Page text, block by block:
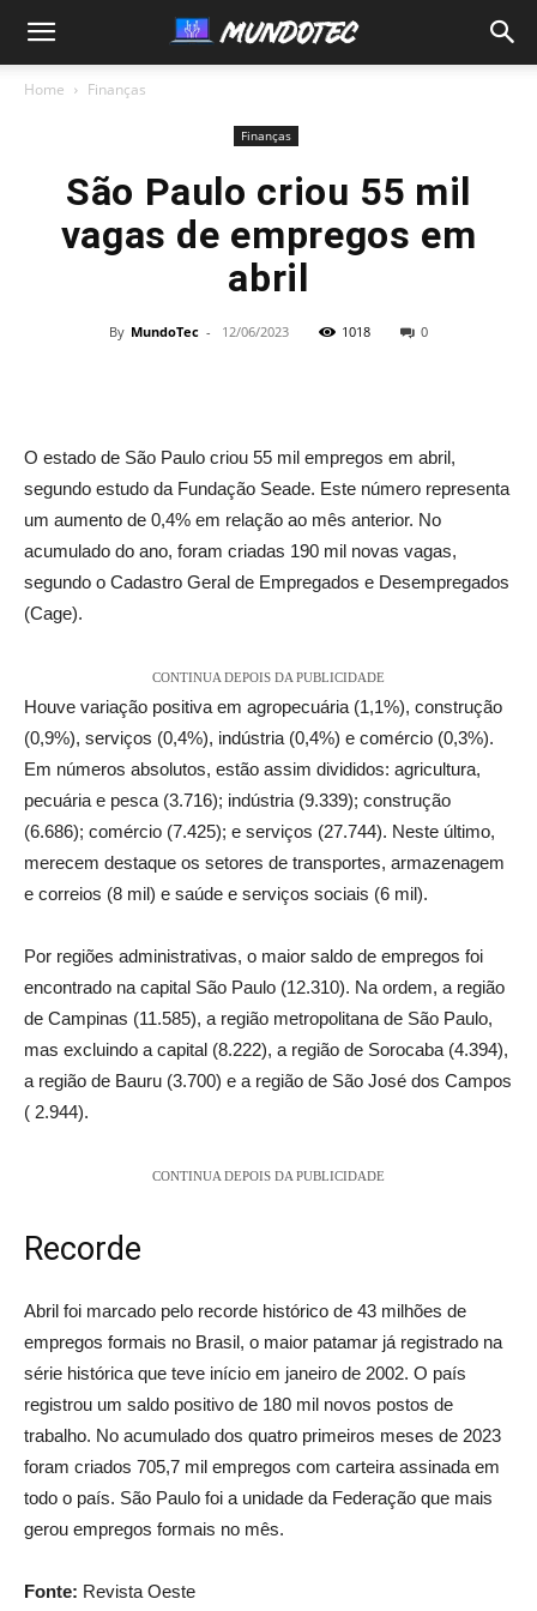
MundoTec
Home Finanças
Finanças
São Paulo criou 55 mil
vagas de empregos em
abril
By MundoTec - 12/06/2023 1018 0
O estado de São Paulo criou 55 mil empregos em abril,
segundo estudo da Fundação Seade. Este número representa
um aumento de 0,4% em relação ao mês anterior. No
acumulado do ano, foram criadas 190 mil novas vagas,
segundo o Cadastro Geral de Empregados e Desempregados
(Cage).
CONTINUA DEPOIS DA PUBLICIDADE
Houve variação positiva em agropecuária (1,1%), construção
(0,9%), serviços (0,4%), indústria (0,4%) e comércio (0,3%).
Em números absolutos, estão assim divididos: agricultura,
pecuária e pesca (3.716); indústria (9.339); construção
(6.686); comércio (7.425); e serviços (27.744). Neste último,
merecem destaque os setores de transportes, armazenagem
e correios (8 mil) e saúde e serviços sociais (6 mil).
Por regiões administrativas, o maior saldo de empregos foi
encontrado na capital São Paulo (12.310). Na ordem, a região
de Campinas (11.585), a região metropolitana de São Paulo,
mas excluindo a capital (8.222), a região de Sorocaba (4.394),
a região de Bauru (3.700) e a região de São José dos Campos
( 2.944).
CONTINUA DEPOIS DA PUBLICIDADE
Recorde
Abril foi marcado pelo recorde histórico de 43 milhões de
empregos formais no Brasil, o maior patamar já registrado na
série histórica que teve início em janeiro de 2002. O país
registrou um saldo positivo de 180 mil novos postos de
trabalho. No acumulado dos quatro primeiros meses de 2023
foram criados 705,7 mil empregos com carteira assinada em
todo o país. São Paulo foi a unidade da Federação que mais
gerou empregos formais no mês.
Fonte: Revista Oeste